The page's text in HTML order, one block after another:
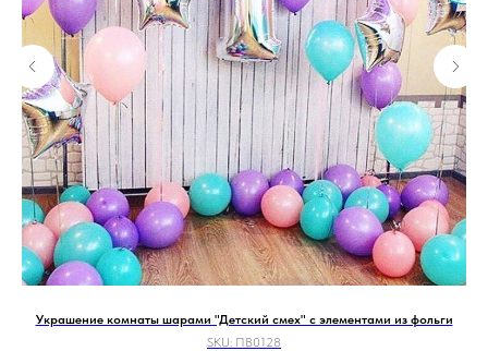
Украшение комнаты шарами "Детский смех" с элементами из фольги
SKU: ПВ0128